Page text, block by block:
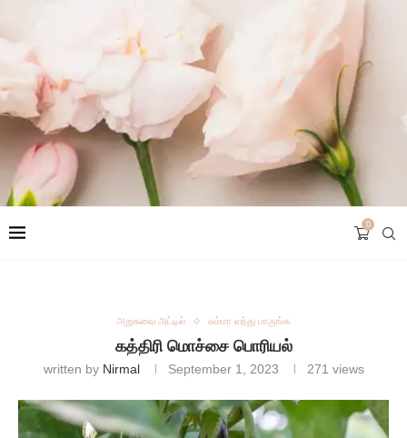
0
அறுசுவை அட்டில் சும்மா வந்து பாருங்க
கத்திரி மொச்சை பொரியல்
written by Nirmal September 1, 2023 271 views